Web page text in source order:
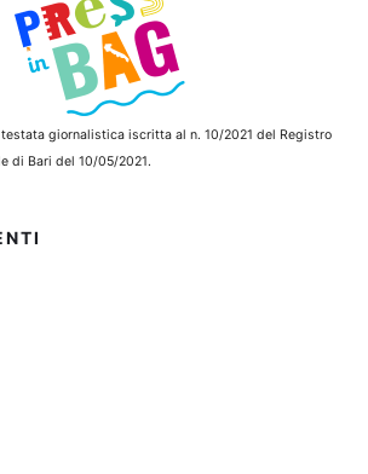
testata giornalistica iscritta al n. 10/2021 del Registro
di Bari del 10/05/2021.